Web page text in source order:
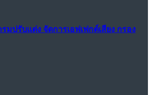
รมปรับแต่ง จัดการเอฟเฟกต์เสียง กรอง